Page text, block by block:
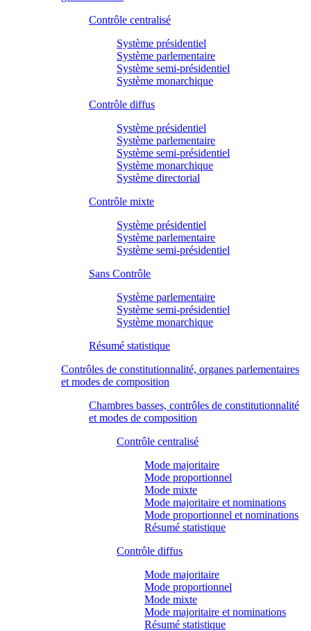
Contrôle centralisé
Système présidentiel
Système parlementaire
Système semi-présidentiel
Système monarchique
Contrôle diffus
Système présidentiel
Système parlementaire
Système semi-présidentiel
Système monarchique
Système directorial
Contrôle mixte
Système présidentiel
Système parlementaire
Système semi-présidentiel
Sans Contrôle
Système parlementaire
Système semi-présidentiel
Système monarchique
Résumé statistique
Contrôles de constitutionnalité, organes parlementaires
et modes de composition
Chambres basses, contrôles de constitutionnalité
et modes de composition
Contrôle centralisé
Mode majoritaire
Mode proportionnel
Mode mixte
Mode majoritaire et nominations
Mode proportionnel et nominations
Résumé statistique
Contrôle diffus
Mode majoritaire
Mode proportionnel
Mode mixte
Mode majoritaire et nominations
Résumé statistique